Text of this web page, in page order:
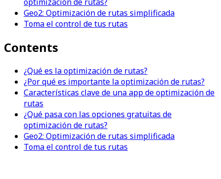
Geo2: Optimización de rutas simplificada
Toma el control de tus rutas
Contents
¿Qué es la optimización de rutas?
¿Por qué es importante la optimización de rutas?
Características clave de una app de optimización de
rutas
¿Qué pasa con las opciones gratuitas de
optimización de rutas?
Geo2: Optimización de rutas simplificada
Toma el control de tus rutas